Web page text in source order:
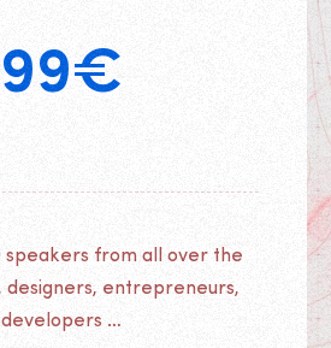
99€
speakers from all over the
designers, entrepreneurs,
developers …